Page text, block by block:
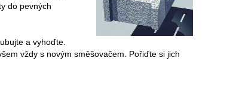
do pevných
a vyhoďte.
vždy s novým směšovačem. Pořiďte si jich